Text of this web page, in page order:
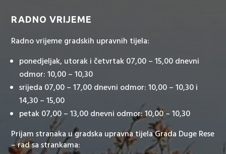
RADNO VRIJEME
Radno vrijeme gradskih upravnih tijela:
ponedjeljak, utorak i četvrtak 07,00 – 15,00 dnevni
odmor: 10,00 – 10,30
srijeda 07,00 – 17,00 dnevni odmor: 10,00 – 10,30 i
14,30 – 15,00
petak 07,00 – 13,00 dnevni odmor: 10,00 – 10,30
Prijam stranaka u gradska upravna tijela Grada Duge Rese
– rad sa strankama: